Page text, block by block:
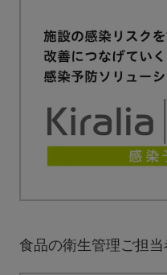
食品の衛生管理ご担